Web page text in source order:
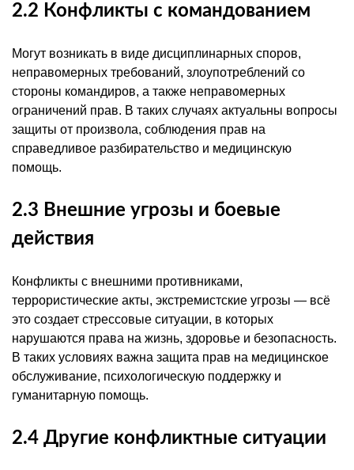
2.2 Конфликты с командованием
Могут возникать в виде дисциплинарных споров,
неправомерных требований, злоупотреблений со
стороны командиров, а также неправомерных
ограничений прав. В таких случаях актуальны вопросы
защиты от произвола, соблюдения прав на
справедливое разбирательство и медицинскую
помощь.
2.3 Внешние угрозы и боевые
действия
Конфликты с внешними противниками,
террористические акты, экстремистские угрозы — всё
это создает стрессовые ситуации, в которых
нарушаются права на жизнь, здоровье и безопасность.
В таких условиях важна защита прав на медицинское
обслуживание, психологическую поддержку и
гуманитарную помощь.
2.4 Другие конфликтные ситуации